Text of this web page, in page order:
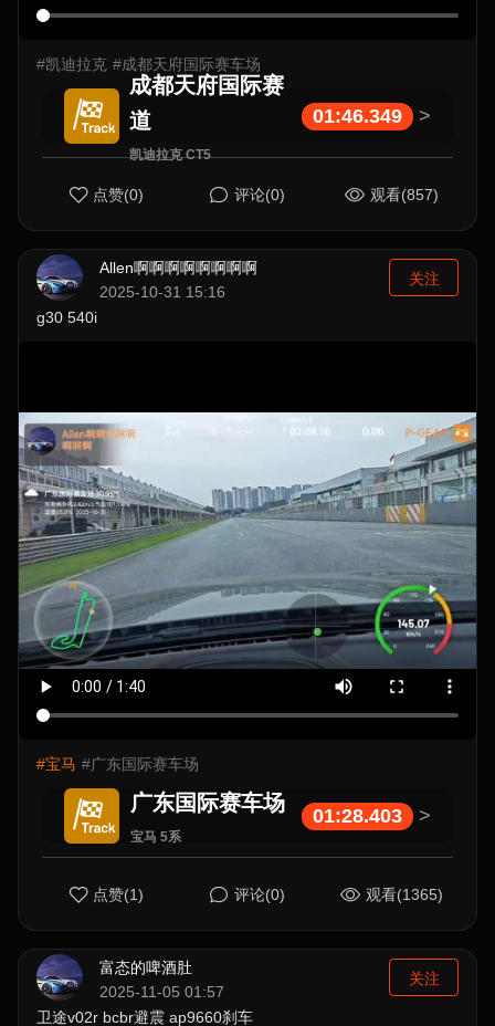
#凯迪拉克 #成都天府国际赛车场
成都天府国际赛
道
凯迪拉克 CT5
01:46.349 >
点赞(0) 评论(0) 观看(857)
Allen啊啊啊啊啊啊啊啊
2025-10-31 15:16
关注
g30 540i
#宝马 #广东国际赛车场
广东国际赛车场
宝马 5系
01:28.403 >
点赞(1) 评论(0) 观看(1365)
富态的啤酒肚
2025-11-05 01:57
关注
卫途v02r bcbr避震 ap9660刹车